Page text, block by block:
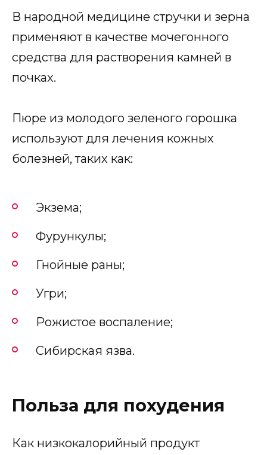
В народной медицине стручки и зерна
применяют в качестве мочегонного
средства для растворения камней в
почках.
Пюре из молодого зеленого горошка
используют для лечения кожных
болезней, таких как:
Экзема;
Фурункулы;
Гнойные раны;
Угри;
Рожистое воспаление;
Сибирская язва.
Польза для похудения
Как низкокалорийный продукт